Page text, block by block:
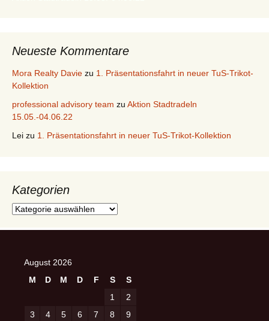
Neueste Kommentare
Mora Realty Davie zu 1. Präsentationsfahrt in neuer TuS-Trikot-
Kollektion
professional advisory team zu Aktion Stadtradeln
15.05.-04.06.22
Lei zu 1. Präsentationsfahrt in neuer TuS-Trikot-Kollektion
Kategorien
Kategorien
August 2026
M
D M D F S
S
1
2
3
4 5 6 7 8
9